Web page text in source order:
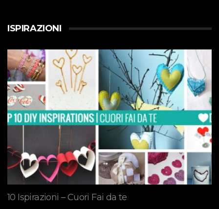
ISPIRAZIONI
10 Ispirazioni – Cuori Fai da te